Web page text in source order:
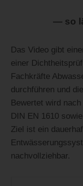
— so
Das Video gibt
einer
Fachkräfte
durchführen und
Bewertet wird
DIN EN 1610
Ziel ist ein
nachvollziehbar.